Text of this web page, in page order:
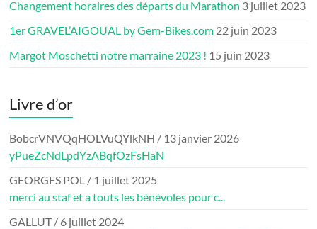
Changement horaires des départs du Marathon 3 juillet 2023
1er GRAVEL’AIGOUAL by Gem-Bikes.com 22 juin 2023
Margot Moschetti notre marraine 2023 ! 15 juin 2023
Livre d’or
BobcrVNVQqHOLVuQYlkNH / 13 janvier 2026
yPueZcNdLpdYzABqfOzFsHaN
GEORGES POL / 1 juillet 2025
merci au staf et a touts les bénévoles pour c...
GALLUT/ 6 juillet 2024